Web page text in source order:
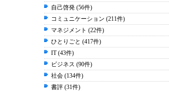
自己啓発 (56件)
コミュニケーション (211件)
マネジメント (22件)
ひとりごと (417件)
IT (43件)
ビジネス (90件)
社会 (134件)
書評 (31件)